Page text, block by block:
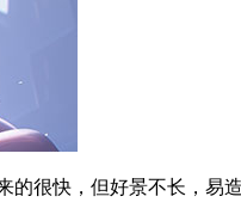
的很快，但好景不长，易